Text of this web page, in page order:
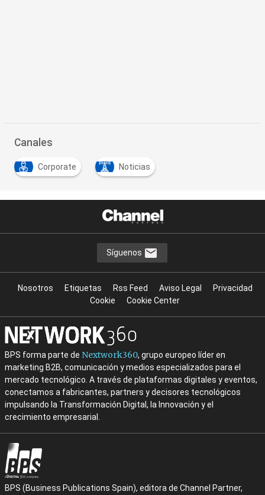
Canales
Corporate Noticias
Síguenos
Nosotros Etiquetas Rss Feed Aviso Legal
Privacidad
Cookie
Cookie Center
BPS forma parte de Nextwork360, grupo europeo líder en
marketing B2B, comunicación y medios especializados para el
mercado tecnológico. A través de plataformas digitales y eventos,
conectamos a fabricantes, partners y decisores tecnológicos
impulsando la Transformación Digital, la Innovación y el
crecimiento empresarial.
BPS (Business Publications Spain), editora de Channel Partner,